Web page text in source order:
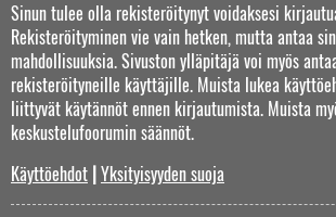
Sinun tulee olla rekisteröitynyt voidaksesi
Rekisteröityminen vie vain hetken, mutta antaa
mahdollisuuksia. Sivuston ylläpitäjä voi myös
rekisteröityneille käyttäjille. Muista lukea
liittyvät käytännöt ennen kirjautumista. Muista
keskustelufoorumin säännöt.
Käyttöehdot Yksityisyyden suoja